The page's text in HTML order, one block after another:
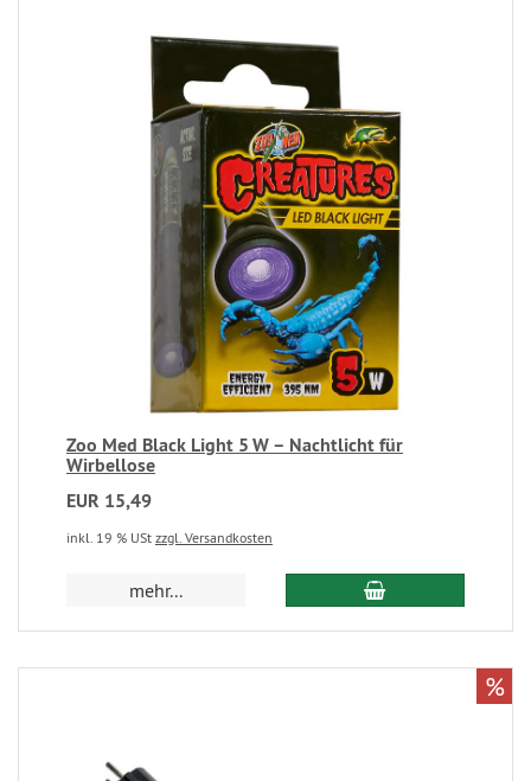
Zoo Med Black Light 5 W – Nachtlicht für
Wirbellose
EUR 15,49
inkl. 19 % USt zzgl. Versandkosten
mehr...
%